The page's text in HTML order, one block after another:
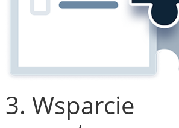
3. Wsparcie